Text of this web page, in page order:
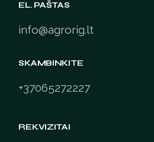
EL. PAŠTAS
info@agrorig.lt
SKAMBINKITE
+37065272227
REKVIZITAI